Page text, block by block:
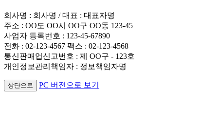
회사명 : 회사명 / 대표 : 대표자명
주소 : OO도 OO시 OO구 OO동 123-45
사업자 등록번호 : 123-45-67890
전화 : 02-123-4567 팩스 : 02-123-4568
통신판매업신고번호 : 제 OO구 - 123호
개인정보관리책임자 : 정보책임자명
상단으로 PC 버전으로 보기